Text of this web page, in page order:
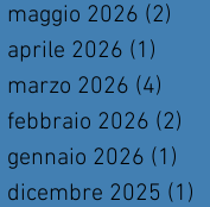
maggio 2026 (2)
aprile 2026 (1)
marzo 2026 (4)
febbraio 2026 (2)
gennaio 2026 (1)
dicembre 2025 (1)